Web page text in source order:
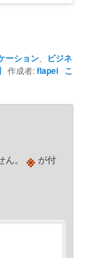
ーション
ビジネ
作成者:flapei こ
。 ※ が付